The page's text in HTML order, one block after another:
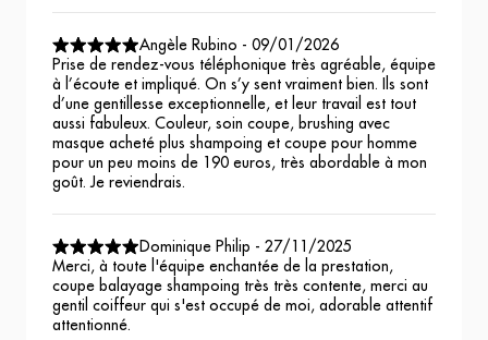
Angèle Rubino - 09/01/2026
Prise de rendez-vous téléphonique très agréable, équipe
à l’écoute et impliqué. On s’y sent vraiment bien. Ils sont
d’une gentillesse exceptionnelle, et leur travail est tout
aussi fabuleux. Couleur, soin coupe, brushing avec
masque acheté plus shampoing et coupe pour homme
pour un peu moins de 190 euros, très abordable à mon
goût. Je reviendrais.
Dominique Philip - 27/11/2025
Merci, à toute l'équipe enchantée de la prestation,
coupe balayage shampoing très très contente, merci au
gentil coiffeur qui s'est occupé de moi, adorable attentif
attentionné.